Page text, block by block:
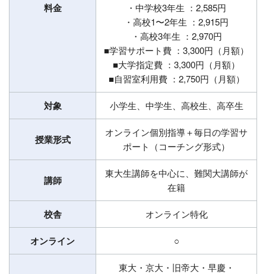
料金
・中学校3年生 ：2,585円
・高校1〜2年生 ：2,915円
・高校3年生 ：2,970円
■学習サポート費 ：3,300円（月額）
■大学指定費 ：3,300円（月額）
■自習室利用費 ：2,750円（月額）
対象 小学生、中学生、高校生、高卒生
授業形式
オンライン個別指導＋毎日の学習サ
ポート（コーチング形式）
講師
東大生講師を中心に、難関大講師が
在籍
校舎 オンライン特化
オンライン ○
東大・京大・旧帝大・早慶・